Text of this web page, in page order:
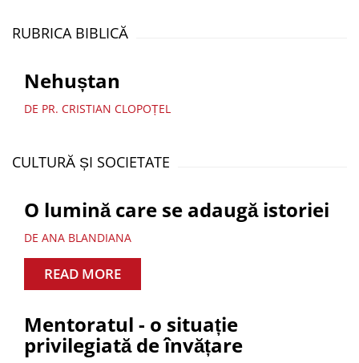
RUBRICA BIBLICĂ
Nehuștan
DE PR. CRISTIAN CLOPOȚEL
CULTURĂ ȘI SOCIETATE
O lumină care se adaugă istoriei
DE ANA BLANDIANA
READ MORE
Mentoratul - o situație
privilegiată de învățare